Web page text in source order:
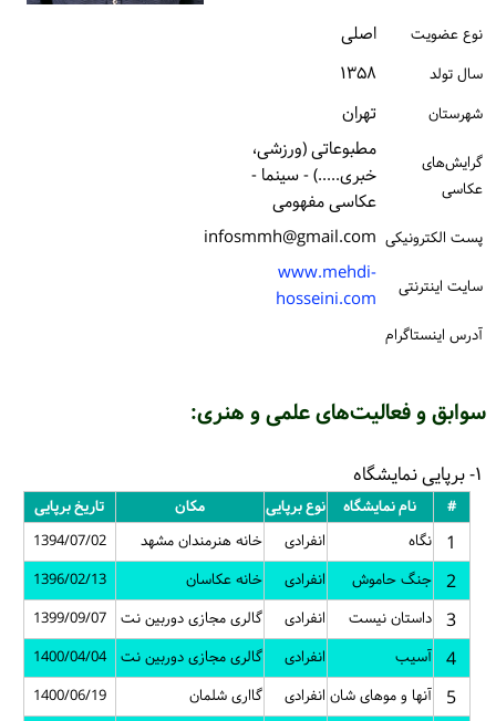
نوع عضویت اصلی
سال تولد ۱۳۵۸
شهرستان تهران
گرایش‌های
عکاسی
مطبوعاتی (ورزشی،
خبری.....) - سینما -
عکاسی مفهومی
پست الكترونیكی infosmmh@gmail.com
سایت اینترنتی
www.mehdi-
hosseini.com
آدرس اینستاگرام
سوابق و فعالیت‌های علمی و هنری:
۱- برپایی نمایشگاه
# نام نمایشگاه نوع برپایی مکان تاریخ برپایی
1 نگاه انفرادی خانه هنرمندان مشهد 1394/07/02
2 جنگ حاموش انفرادی خانه عکاسان 1396/02/13
3 داستان نیست انفرادی گالری مجازی دوربین نت 1399/09/07
4 آسیب انفرادی گالری مجازی دوربین نت 1400/04/04
5 آنها و موهای شان انفرادی گااری شلمان 1400/06/19